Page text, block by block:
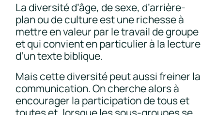
La diversité d’âge, de sexe, d’arrière-
plan ou de culture est une richesse à
mettre en valeur par le travail de groupe
et qui convient en particulier à la lecture
d’un texte biblique.
Mais cette diversité peut aussi freiner la
communication. On cherche alors à
encourager la participation de tous et